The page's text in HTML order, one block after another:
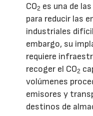
CO2 es una de
para reducir las
industriales
embargo, su
requiere
recoger el CO2
volúmenes
emisores y
destinos de